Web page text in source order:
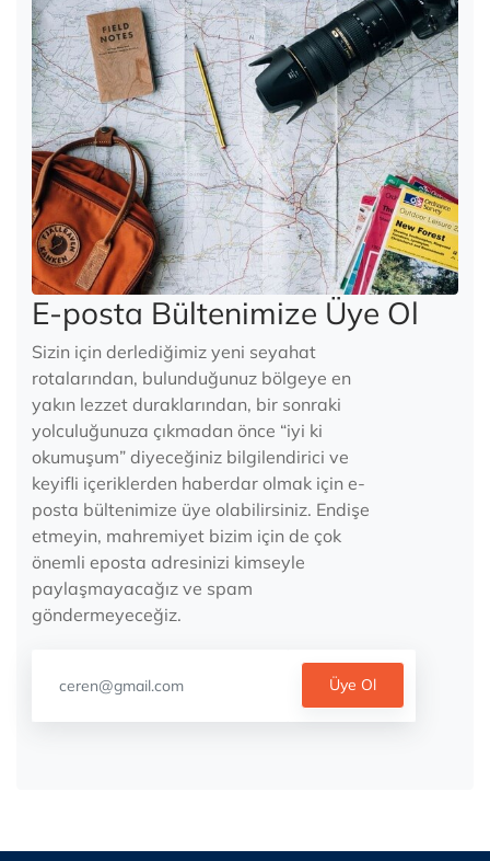
E-posta Bültenimize Üye Ol
Sizin için derlediğimiz yeni seyahat
rotalarından, bulunduğunuz bölgeye en
yakın lezzet duraklarından, bir sonraki
yolculuğunuza çıkmadan önce “iyi ki
okumuşum” diyeceğiniz bilgilendirici ve
keyifli içeriklerden haberdar olmak için e-
posta bültenimize üye olabilirsiniz. Endişe
etmeyin, mahremiyet bizim için de çok
önemli eposta adresinizi kimseyle
paylaşmayacağız ve spam
göndermeyeceğiz.
Üye Ol